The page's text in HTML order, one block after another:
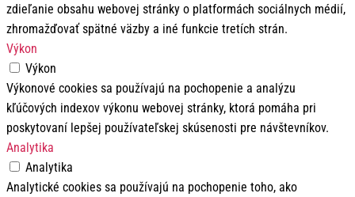
zdieľanie obsahu webovej stránky o platformách sociálnych médií,
zhromažďovať spätné väzby a iné funkcie tretích strán.
Výkon
Výkon
Výkonové cookies sa používajú na pochopenie a analýzu
kľúčových indexov výkonu webovej stránky, ktorá pomáha pri
poskytovaní lepšej používateľskej skúsenosti pre návštevníkov.
Analytika
Analytika
Analytické cookies sa používajú na pochopenie toho, ako